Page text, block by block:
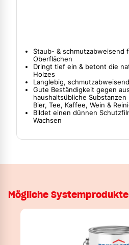
Staub- & schmutzabweisend
Oberflächen
Dringt tief ein & betont die
Holzes
Langlebig,
Gute Beständigkeit gegen
haushaltsübliche Substanzen
Bier, Tee, Kaffee, Wein &
Bildet einen dünnen
Wachsen
Mögliche Systemprodukte